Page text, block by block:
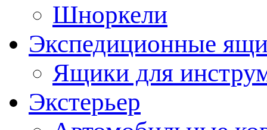
Шноркели
Экспедиционные
Ящики для
Экстерьер